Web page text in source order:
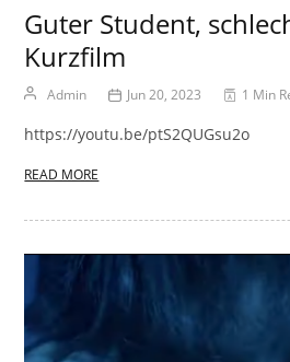
Guter Student,
Kurzfilm
Admin Jun 20, 2023 1 Min
https://youtu.be/ptS2QUGsu2o
READ MORE